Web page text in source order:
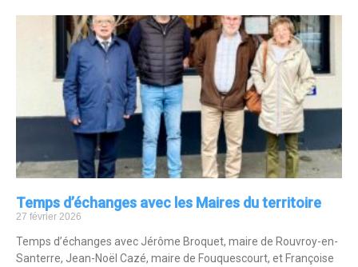
Temps d’échanges avec les Maires du territoire
27 février 2026
Temps d’échanges avec Jérôme Broquet, maire de Rouvroy-en-
Santerre, Jean-Noël Cazé, maire de Fouquescourt, et Françoise